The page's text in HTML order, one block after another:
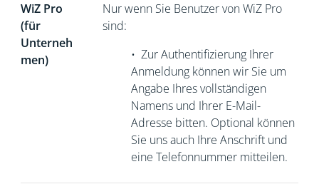
WiZ Pro
(für
Unterneh
men)
Nur wenn Sie Benutzer von WiZ Pro
sind:
• Zur Authentifizierung Ihrer
Anmeldung können wir Sie um
Angabe Ihres vollständigen
Namens und Ihrer E-Mail-
Adresse bitten. Optional können
Sie uns auch Ihre Anschrift und
eine Telefonnummer mitteilen.